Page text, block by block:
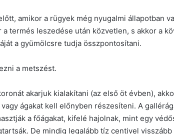
amikor a rügyek még nyugalmi állapotban
a termés leszedése után közvetlen, s akkor a
a gyümölcsre tudja összpontosítani.
a metszést.
akarjuk kialakítani (az első öt évben),
ágakat kell előnyben részesíteni. A
a főágakat, kifelé hajolnak, mint egy
De mindig legalább tíz centivel visszább